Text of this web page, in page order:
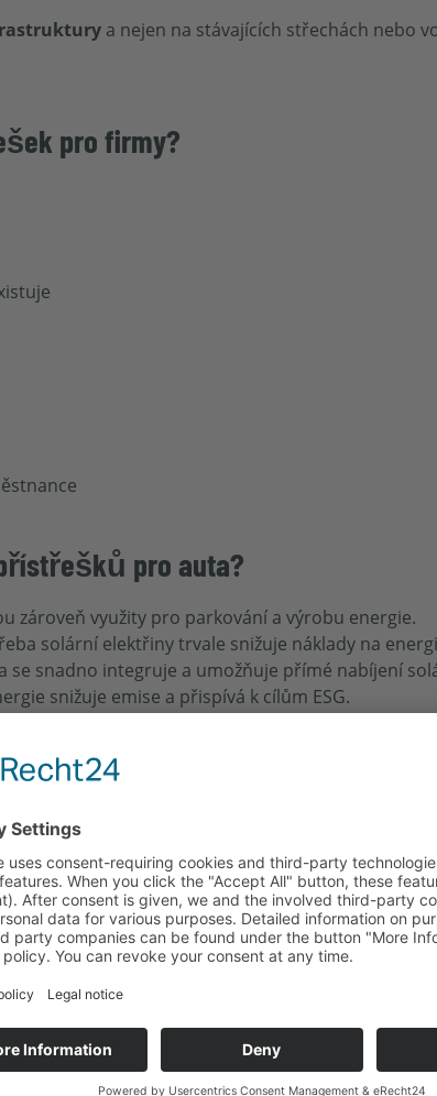
a nejen na stávajících střechách nebo
pro firmy?
pro auta?
zároveň využity pro parkování a výrobu energie.
solární elektřiny trvale snižuje náklady na
se snadno integruje a umožňuje přímé nabíjení
snižuje emise a přispívá k cílům ESG.
jsou na rozdíl od střešních systémů
– Lokalita bude dlouhodobě zhodnocena a
pro auta?
klasické střešní fotovoltaické systémy, protože se
vyžadují na rozdíl od střešních systémů
– Rozhodující je plánovaná vlastní spotřeba,
úložištěkteré mají být zkombinovány.